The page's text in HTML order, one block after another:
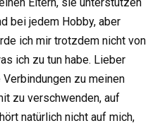
bei jedem Hobby, aber
ich mir trotzdem nicht von
ich zu tun habe. Lieber
zu meinen
zu verschwenden, auf
natürlich nicht auf mich,